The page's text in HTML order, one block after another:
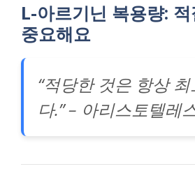
L-아르기닌 복용량:
중요해요
“적당한 것은 항상
다.” – 아리스토텔레